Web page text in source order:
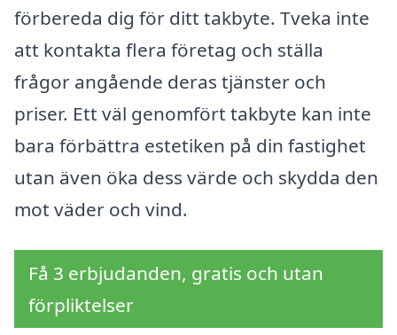
förbereda dig för ditt takbyte. Tveka inte
att kontakta flera företag och ställa
frågor angående deras tjänster och
priser. Ett väl genomfört takbyte kan inte
bara förbättra estetiken på din fastighet
utan även öka dess värde och skydda den
mot väder och vind.
Få 3 erbjudanden, gratis och utan
förpliktelser